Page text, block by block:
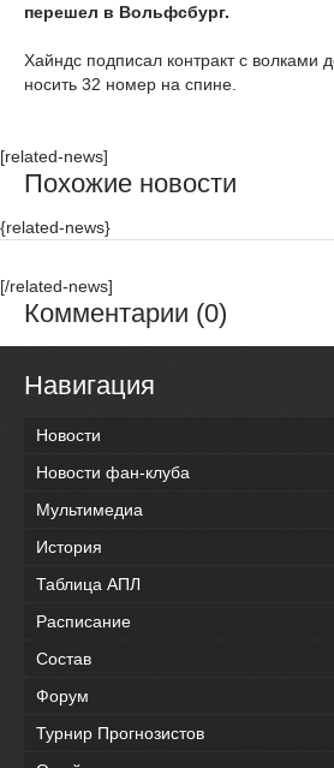
перешел в Вольфсбург.
Хайндс подписал контракт с волками
носить 32 номер на спине.
[related-news]
Похожие новости
{related-news}
[/related-news]
Комментарии (0)
Навигация
Новости
Новости фан-клуба
Мультимедиа
История
Таблица АПЛ
Расписание
Состав
Форум
Турнир Прогнозистов